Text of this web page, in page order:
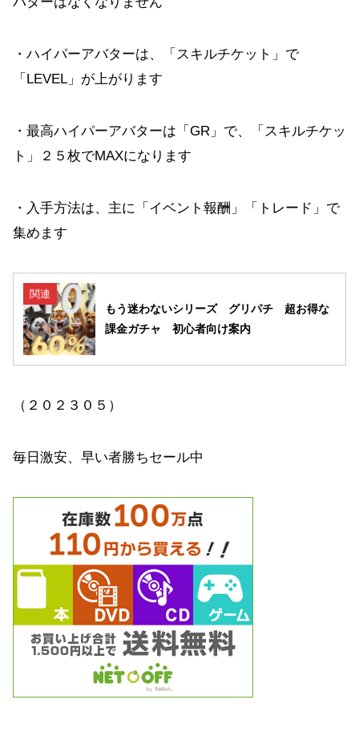
・ハイパーアバターは、「スキルチケット」で
「LEVEL」が上がります
・最高ハイパーアバターは「GR」で、「スキルチケッ
ト」２５枚でMAXになります
・入手方法は、主に「イベント報酬」「トレード」で
集めます
関連
もう迷わないシリーズ グリパチ 超お得な
課金ガチャ 初心者向け案内
（２０２３０５）
毎日激安、早い者勝ちセール中